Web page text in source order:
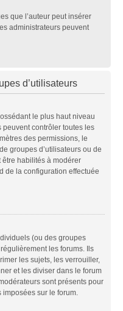
que l’auteur peut insérer
administrateurs peuvent
d’utilisateurs
le plus haut niveau
contrôler toutes les
des permissions, le
groupes d’utilisateurs ou de
habilités à modérer
de la configuration effectuée
(ou des groupes
les forums. Ils
les sujets, les verrouiller,
et les diviser dans le forum
sont présents pour
sur le forum.